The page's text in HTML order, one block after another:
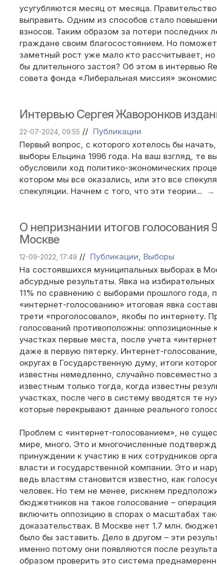
усугубляются месяц от месяца.
выправить. Одним из способов стало
взносов. Таким образом за потери последних
граждане своим благосостоянием. Но
заметный рост уже мало кто рассчитывает,
бы длительного застоя? Об этом в интервью
совета фонда «Либеральная миссия»
Интервью Сергея Жаворонков
22-07-2024, 09:55 // Публикации
Первый вопрос, с которого хотелось бы
выборы Ельцина 1996 года. На ваш взгляд, те
обусловили ход политико-экономических
котором мы все оказались, или это все
спекуляции. Начнем с того, что эти теории...
→
О непризнании итогов голосования
Москве
12-09-2022, 17:49 // Публикации Выборы
На состоявшихся муниципальных выборах в
абсурдные результаты. Явка на
11% по сравнению с выборами прошлого года,
«интернет-голосованию» итоговая явка
трети «проголосовало», якобы по интернету.
голосований противоположны:
участках первые места, после учета
даже в первую пятерку. Интернет-
округах в Государственную думу, итоги
известны немедленно, случайно повсеместно
известным только тогда, когда известны
участках, после чего в систему вводятся те
которые перекрывают данные реального
Проблем с «интернет-голосованием», не
мире, много. Это и многочисленные
принуждении к участию в них сотрудников
власти и государственной компании. Это и
ведь властям становится известно, как
человек. Но тем не менее, рискнем
бюджетников на такое голосование –
включить оппозицию в спорах о масштабах
доказательствах. В Москве нет 1.7 млн.
было бы заставить. Дело в другом – эти
именно потому они появляются после
образом проверить это система